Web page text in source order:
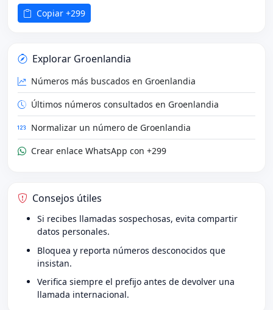
Copiar +299
Explorar Groenlandia
Números más buscados en Groenlandia
Últimos números consultados en Groenlandia
Normalizar un número de Groenlandia
Crear enlace WhatsApp con +299
Consejos útiles
Si recibes llamadas sospechosas, evita compartir
datos personales.
Bloquea y reporta números desconocidos que
insistan.
Verifica siempre el prefijo antes de devolver una
llamada internacional.